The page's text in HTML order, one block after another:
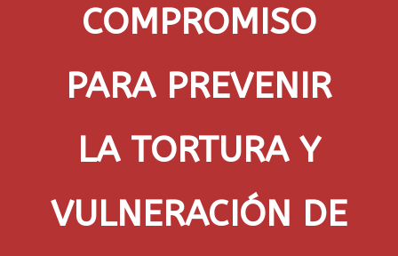
COMPROMISO
PARA PREVENIR
LA TORTURA Y
VULNERACIÓN DE